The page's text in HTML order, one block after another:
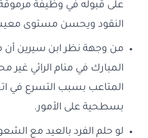
على قبوله في وظيفة مرموقة
النقود ويحسن مستوى
من وجهة نظر ابن سيرين
المبارك في منام الرائي
المتاعب بسبب التسرع في
بسطحية على الأمور.
لو حلم الفرد بالعيد مع